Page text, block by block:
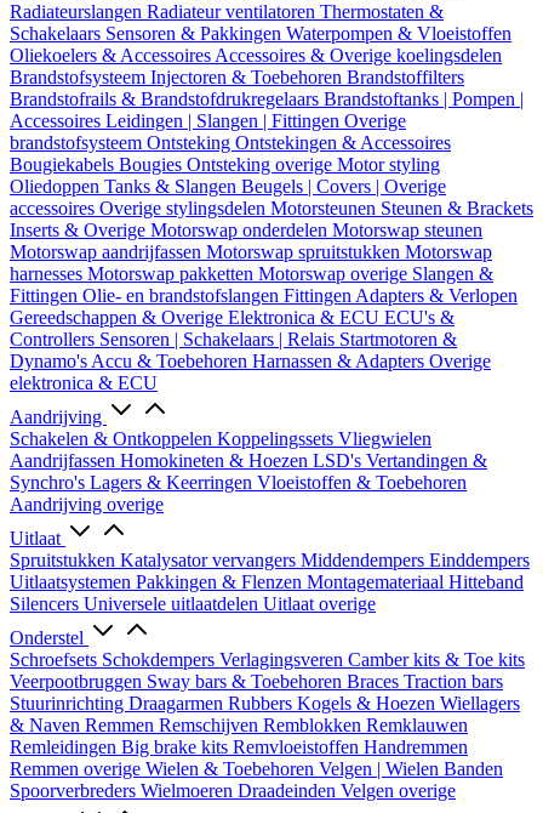
Radiateurslangen Radiateur ventilatoren Thermostaten &
Schakelaars Sensoren & Pakkingen Waterpompen & Vloeistoffen
Oliekoelers & Accessoires Accessoires & Overige koelingsdelen
Brandstofsysteem Injectoren & Toebehoren Brandstoffilters
Brandstofrails & Brandstofdrukregelaars Brandstoftanks | Pompen |
Accessoires Leidingen | Slangen | Fittingen Overige
brandstofsysteem Ontsteking Ontstekingen & Accessoires
Bougiekabels Bougies Ontsteking overige Motor styling
Oliedoppen Tanks & Slangen Beugels | Covers | Overige
accessoires Overige stylingsdelen Motorsteunen Steunen & Brackets
Inserts & Overige Motorswap onderdelen Motorswap steunen
Motorswap aandrijfassen Motorswap spruitstukken Motorswap
harnesses Motorswap pakketten Motorswap overige Slangen &
Fittingen Olie- en brandstofslangen Fittingen Adapters & Verlopen
Gereedschappen & Overige Elektronica & ECU ECU's &
Controllers Sensoren | Schakelaars | Relais Startmotoren &
Dynamo's Accu & Toebehoren Harnassen & Adapters Overige
elektronica & ECU
Aandrijving
Schakelen & Ontkoppelen Koppelingssets Vliegwielen
Aandrijfassen Homokineten & Hoezen LSD's Vertandingen &
Synchro's Lagers & Keerringen Vloeistoffen & Toebehoren
Aandrijving overige
Uitlaat
Spruitstukken Katalysator vervangers Middendempers Einddempers
Uitlaatsystemen Pakkingen & Flenzen Montagemateriaal Hitteband
Silencers Universele uitlaatdelen Uitlaat overige
Onderstel
Schroefsets Schokdempers Verlagingsveren Camber kits & Toe kits
Veerpootbruggen Sway bars & Toebehoren Braces Traction bars
Stuurinrichting Draagarmen Rubbers Kogels & Hoezen Wiellagers
& Naven Remmen Remschijven Remblokken Remklauwen
Remleidingen Big brake kits Remvloeistoffen Handremmen
Remmen overige Wielen & Toebehoren Velgen | Wielen Banden
Spoorverbreders Wielmoeren Draadeinden Velgen overige